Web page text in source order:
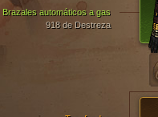
Brazales automáticos a gas
918 de Destreza